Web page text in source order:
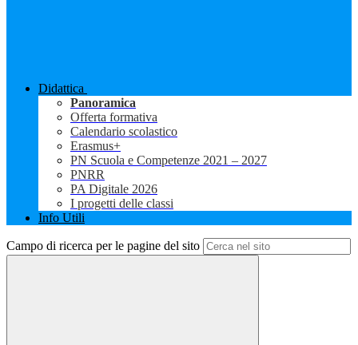
Didattica
Panoramica
Offerta formativa
Calendario scolastico
Erasmus+
PN Scuola e Competenze 2021 – 2027
PNRR
PA Digitale 2026
I progetti delle classi
Info Utili
Campo di ricerca per le pagine del sito